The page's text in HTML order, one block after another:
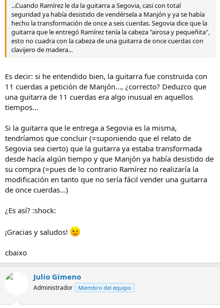
...Cuando Ramírez le da la guitarra a Segovia, casi con total
seguridad ya había desistido de vendérsela a Manjón y ya se había
hecho la transformación de once a seis cuerdas. Segovia dice que la
guitarra que le entregó Ramírez tenía la cabeza "airosa y pequeñita",
esto no cuadra con la cabeza de una guitarra de once cuerdas con
clavijero de madera...
Es decir: si he entendido bien, la guitarra fue construida con
11 cuerdas a petición de Manjón..., ¿correcto? Deduzco que
una guitarra de 11 cuerdas era algo inusual en aquellos
tiempos...
Si la guitarra que le entrega a Segovia es la misma,
tendríamos que concluir (=suponiendo que el relato de
Segovia sea cierto) que la guitarra ya estaba transformada
desde hacía algún tiempo y que Manjón ya había desistido de
su compra (=pues de lo contrario Ramírez no realizaría la
modificación en tanto que no sería fácil vender una guitarra
de once cuerdas...)
¿Es así? :shock:
¡Gracias y saludos!
cbaixo
Julio Gimeno
Administrador Miembro del equipo